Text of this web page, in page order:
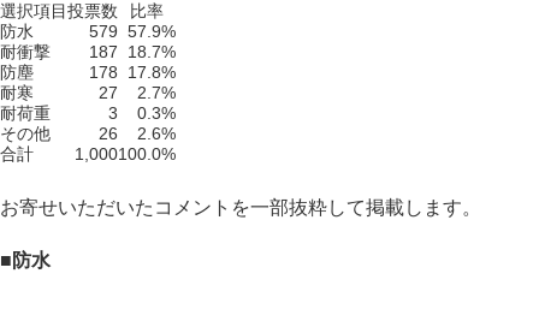
選択項目投票数
比率
防水
579 57.9%
耐衝撃
187
18.7%
防塵
178
17.8%
耐寒
27
2.7%
耐荷重
3
0.3%
その他
26
2.6%
合計
1,000100.0%
お寄せいただいたコメントを一部抜粋して掲載します。
■防水